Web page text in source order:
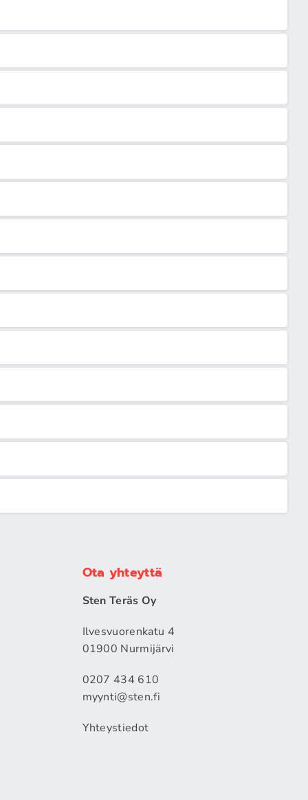
Ota yhteyttä
Sten Teräs Oy
Ilvesvuorenkatu 4
01900 Nurmijärvi
0207 434 610
myynti@sten.fi
Yhteystiedot